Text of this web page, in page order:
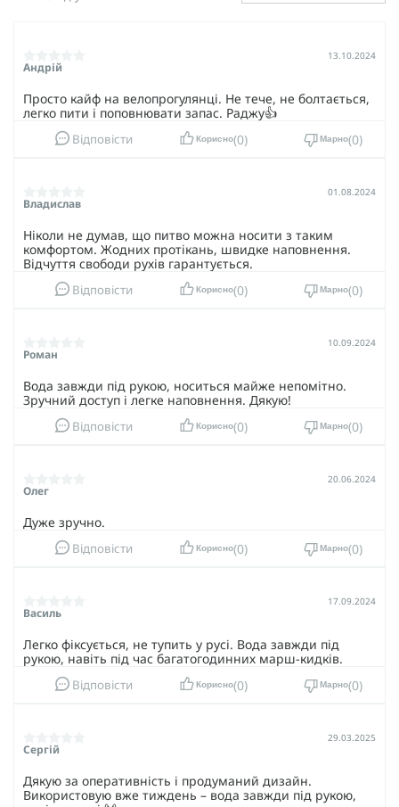
Гідратор і підсумок під нього - ідеальне рішення для
Ukraine дбає про ваш комфорт і завжди допомогти у
підборі спорядження та відповісти на всі ваші запитання.
Андрій
13.10.2024
Просто кайф на велопрогулянці. Не тече, не болтається,
легко пити і поповнювати запас. Раджу👍
Відповісти Корисно 0 Марно 0
Владислав
01.08.2024
Ніколи не думав, що питво можна носити з таким
комфортом. Жодних протікань, швидке наповнення.
Відчуття свободи рухів гарантується.
Відповісти Корисно 0 Марно 0
Роман
10.09.2024
Вода завжди під рукою, носиться майже непомітно.
Зручний доступ і легке наповнення. Дякую!
Відповісти Корисно 0 Марно 0
Олег
20.06.2024
Дуже зручно.
Відповісти Корисно 0 Марно 0
Василь
17.09.2024
Легко фіксується, не тупить у русі. Вода завжди під
рукою, навіть під час багатогодинних марш-кидків.
Відповісти Корисно 0 Марно 0
Сергій
29.03.2025
Дякую за оперативність і продуманий дизайн.
Використовую вже тиждень – вода завжди під рукою,